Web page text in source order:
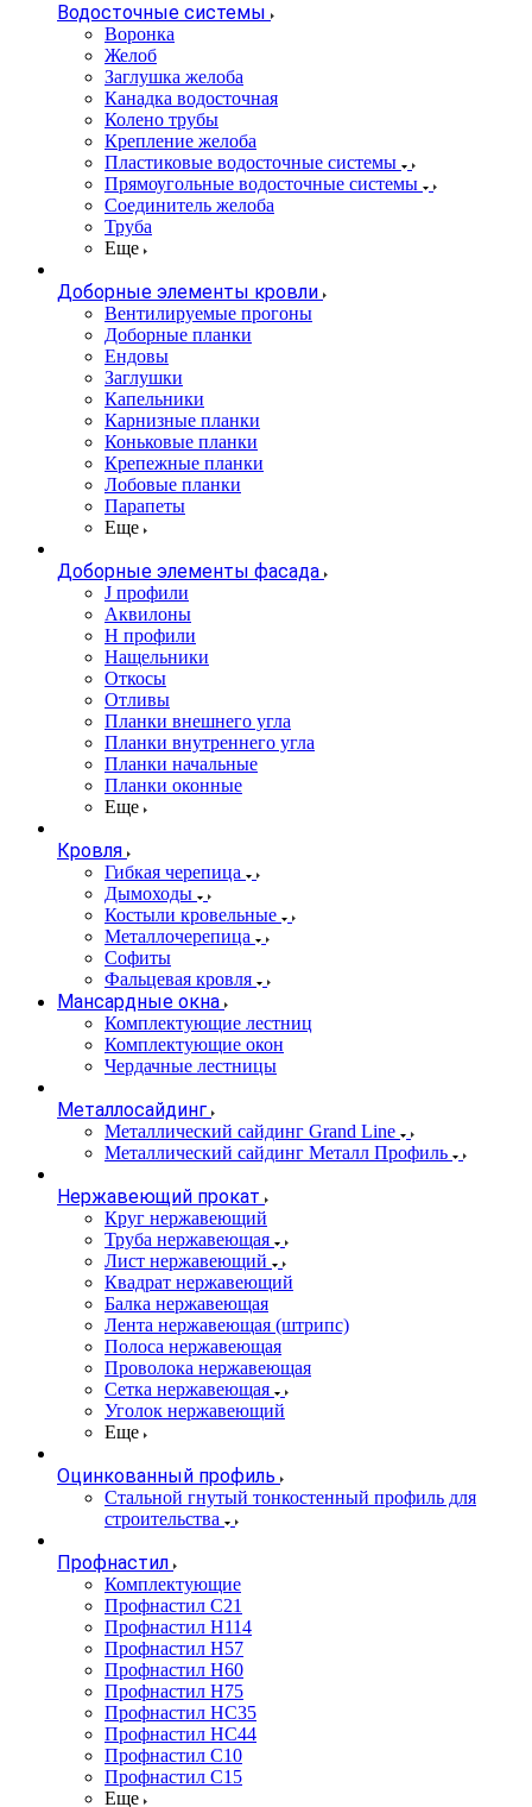
Водосточные системы
Воронка
Желоб
Заглушка желоба
Канадка водосточная
Колено трубы
Крепление желоба
Пластиковые водосточные системы
Прямоугольные водосточные системы
Соединитель желоба
Труба
Еще
Доборные элементы кровли
Вентилируемые прогоны
Доборные планки
Ендовы
Заглушки
Капельники
Карнизные планки
Коньковые планки
Крепежные планки
Лобовые планки
Парапеты
Еще
Доборные элементы фасада
J профили
Аквилоны
Н профили
Нащельники
Откосы
Отливы
Планки внешнего угла
Планки внутреннего угла
Планки начальные
Планки оконные
Еще
Кровля
Гибкая черепица
Дымоходы
Костыли кровельные
Металлочерепица
Софиты
Фальцевая кровля
Мансардные окна
Комплектующие лестниц
Комплектующие окон
Чердачные лестницы
Металлосайдинг
Металлический сайдинг Grand Line
Металлический сайдинг Металл Профиль
Нержавеющий прокат
Круг нержавеющий
Труба нержавеющая
Лист нержавеющий
Квадрат нержавеющий
Балка нержавеющая
Лента нержавеющая (штрипс)
Полоса нержавеющая
Проволока нержавеющая
Сетка нержавеющая
Уголок нержавеющий
Еще
Оцинкованный профиль
Стальной гнутый тонкостенный профиль для
строительства
Профнастил
Комплектующие
Профнастил C21
Профнастил Н114
Профнастил Н57
Профнастил Н60
Профнастил Н75
Профнастил НС35
Профнастил НС44
Профнастил С10
Профнастил С15
Еще